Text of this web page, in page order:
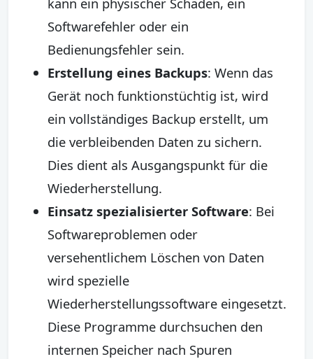
Softwarefehler oder ein
Bedienungsfehler sein.
Erstellung eines Backups: Wenn das
Gerät noch funktionstüchtig ist, wird
ein vollständiges Backup erstellt, um
die verbleibenden Daten zu sichern.
Dies dient als Ausgangspunkt für die
Wiederherstellung.
Einsatz spezialisierter Software: Bei
Softwareproblemen oder
versehentlichem Löschen von Daten
wird spezielle
Wiederherstellungssoftware eingesetzt.
Diese Programme durchsuchen den
internen Speicher nach Spuren